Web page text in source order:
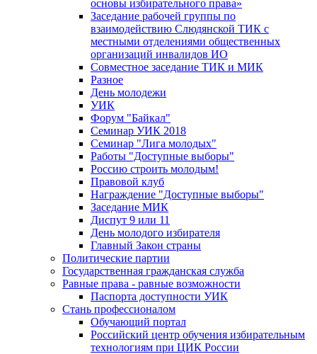
основы избирательного права»
Заседание рабочей группы по
взаимодействию Слюдянской ТИК с
местными отделениями общественных
организаций инвалидов ИО
Совместное заседание ТИК и МИК
Разное
День молодежи
УИК
Форум "Байкал"
Семинар УИК 2018
Семинар "Лига молодых"
Работы "Доступные выборы"
Россию строить молодым!
Правовой клуб
Награждение "Доступные выборы"
Заседание МИК
Диспут 9 или 11
День молодого избирателя
Главный Закон страны
Политические партии
Государственная гражданская служба
Равные права - равные возможности
Паспорта доступности УИК
Стань профессионалом
Обучающий портал
Российский центр обучения избирательным
технологиям при ЦИК России